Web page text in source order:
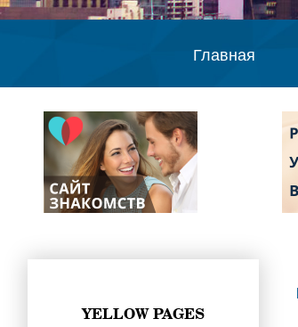
Главная
YELLOW PAGES